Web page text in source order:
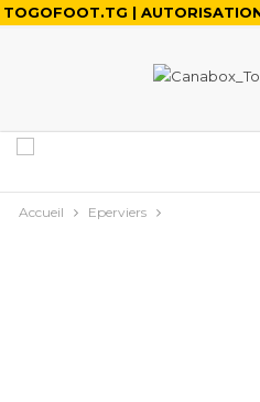
TOGOFOOT.TG |
Accueil Eperviers